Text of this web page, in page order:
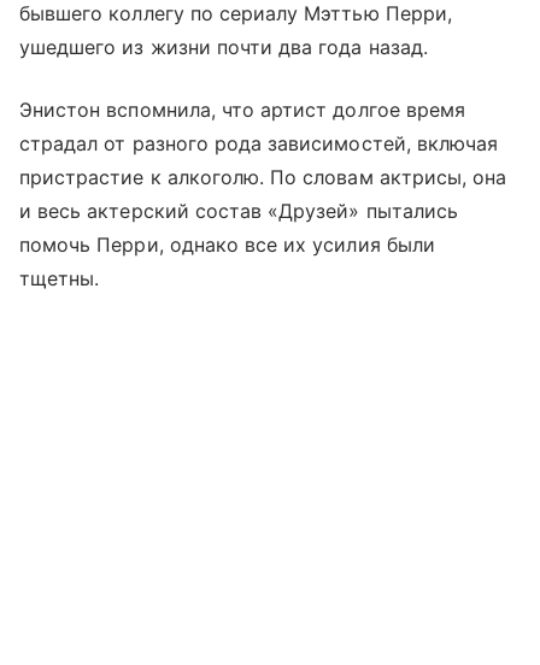
бывшего коллегу по сериалу Мэттью Перри,
ушедшего из жизни почти два года назад.
Энистон вспомнила, что артист долгое время
страдал от разного рода зависимостей, включая
пристрастие к алкоголю. По словам актрисы, она
и весь актерский состав «Друзей» пытались
помочь Перри, однако все их усилия были
тщетны.